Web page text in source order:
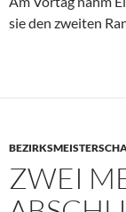
sie den zweiten
ZWEI